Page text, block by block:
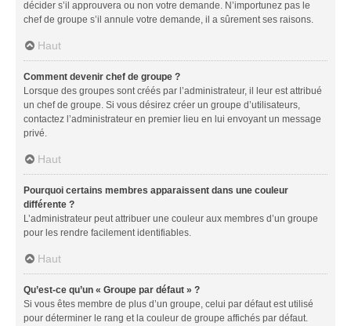
décider s’il approuvera ou non votre demande. N’importunez pas le
chef de groupe s’il annule votre demande, il a sûrement ses raisons.
Haut
Comment devenir chef de groupe ?
Lorsque des groupes sont créés par l’administrateur, il leur est attribué
un chef de groupe. Si vous désirez créer un groupe d’utilisateurs,
contactez l’administrateur en premier lieu en lui envoyant un message
privé.
Haut
Pourquoi certains membres apparaissent dans une couleur
différente ?
L’administrateur peut attribuer une couleur aux membres d’un groupe
pour les rendre facilement identifiables.
Haut
Qu’est-ce qu’un « Groupe par défaut » ?
Si vous êtes membre de plus d’un groupe, celui par défaut est utilisé
pour déterminer le rang et la couleur de groupe affichés par défaut.